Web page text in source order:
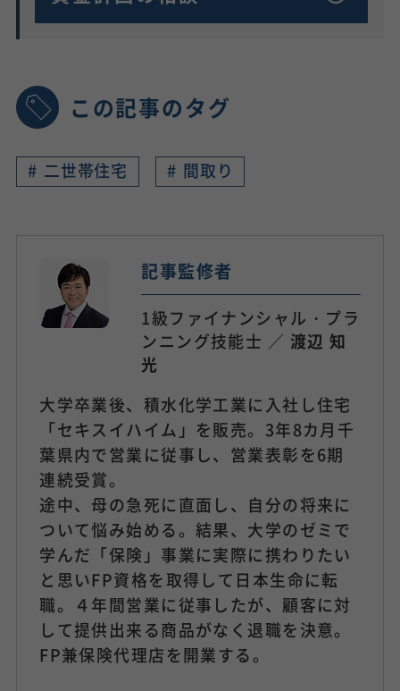
この記事のタグ
# 二世帯住宅 # 間取り
記事監修者
1級ファイナンシャル・プラ
ンニング技能士 ／ 渡辺 知
光
大学卒業後、積水化学工業に入社し住宅
「セキスイハイム」を販売。3年8カ月千
葉県内で営業に従事し、営業表彰を6期
連続受賞。
途中、母の急死に直面し、自分の将来に
ついて悩み始める。結果、大学のゼミで
学んだ「保険」事業に実際に携わりたい
と思いFP資格を取得して日本生命に転
職。４年間営業に従事したが、顧客に対
して提供出来る商品がなく退職を決意。
FP兼保険代理店を開業する。